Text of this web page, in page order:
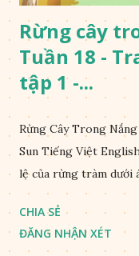
Rừng cây
Tuần 18 -
tập 1 -...
Rừng Cây Trong
Sun Tiếng Việt
lệ của rừng tràm dưới
CHIA SẺ
ĐĂNG NHẬN XÉT